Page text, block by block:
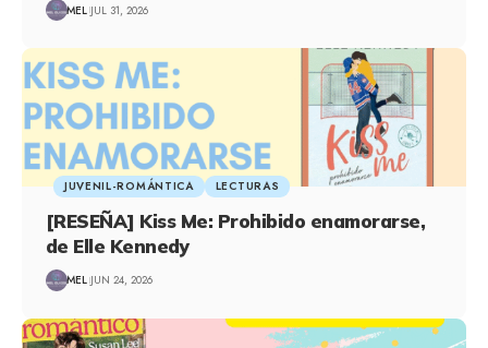
MEL JUL 31, 2026
JUVENIL-ROMÁNTICA LECTURAS
[RESEÑA] Kiss Me: Prohibido enamorarse,
de Elle Kennedy
MEL JUN 24, 2026